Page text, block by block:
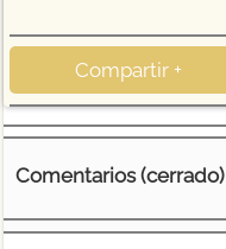
Compartir +
Comentarios (cerrado)